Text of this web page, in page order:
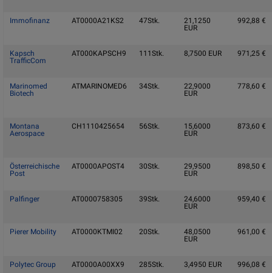
Immofinanz AT0000A21KS2 47Stk.
21,1250
EUR
992,88 €
Kapsch
TrafficCom
AT000KAPSCH9 111Stk. 8,7500 EUR 971,25 €
Marinomed
Biotech
ATMARINOMED6 34Stk.
22,9000
EUR
778,60 €
Montana
Aerospace
CH1110425654 56Stk.
15,6000
EUR
873,60 €
Österreichische
Post
AT0000APOST4 30Stk.
29,9500
EUR
898,50 €
Palfinger AT0000758305 39Stk.
24,6000
EUR
959,40 €
Pierer Mobility AT0000KTMI02 20Stk.
48,0500
EUR
961,00 €
Polytec Group AT0000A00XX9 285Stk. 3,4950 EUR 996,08 €